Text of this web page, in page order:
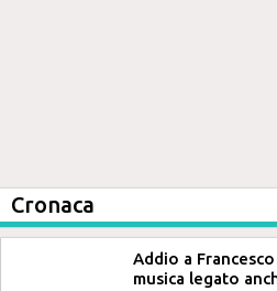
Cronaca
Addio a
musica legato